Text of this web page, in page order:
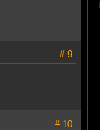
# 9
# 10